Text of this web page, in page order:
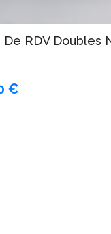
RDV Doubles
€